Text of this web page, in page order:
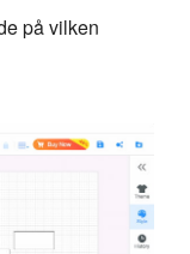
på vilken